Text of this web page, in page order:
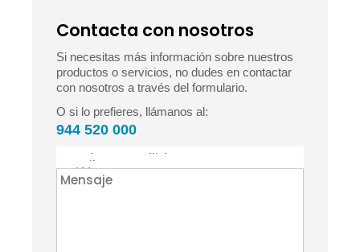
Contacta con nosotros
Si necesitas más información sobre nuestros
productos o servicios, no dudes en contactar
con nosotros a través del formulario.
O si lo prefieres, llámanos al:
944 520 000